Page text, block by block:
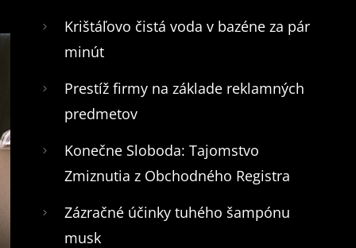
Krištáľovo čistá voda v bazéne za pár
minút
Prestíž firmy na základe reklamných
predmetov
Konečne Sloboda: Tajomstvo
Zmiznutia z Obchodného Registra
Zázračné účinky tuhého šampónu
musk